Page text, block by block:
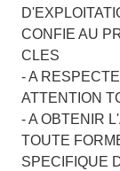
CONFIE AU
CLES
- A
ATTENTION
- A OBTENIR
TOUTE
SPECIFIQUE